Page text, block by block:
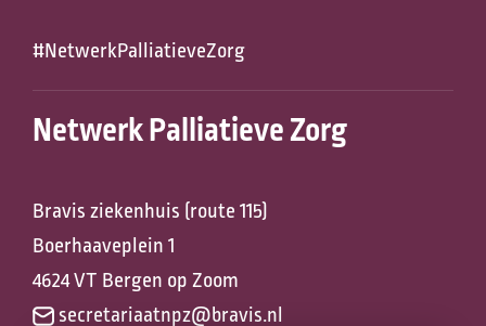
#NetwerkPalliatieveZorg
Netwerk Palliatieve Zorg
Bravis ziekenhuis (route 115)
Boerhaaveplein 1
4624 VT Bergen op Zoom
secretariaatnpz@bravis.nl